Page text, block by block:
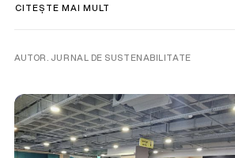
CITEȘTE MAI MULT
AUTOR. JURNAL DE SUSTENABILITATE